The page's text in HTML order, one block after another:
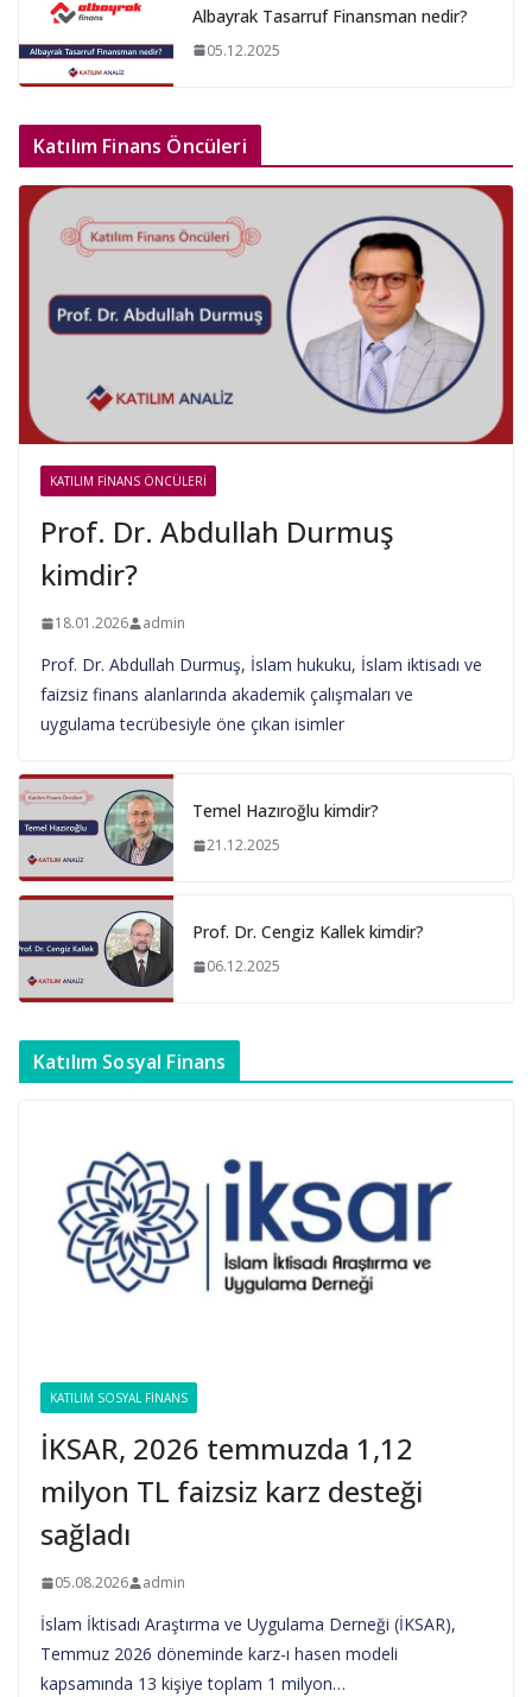
Albayrak Tasarruf Finansman nedir?
05.12.2025
Katılım Finans Öncüleri
KATILIM FINANS ÖNCÜLERI
Prof. Dr. Abdullah Durmuş
kimdir?
18.01.2026 admin
Prof. Dr. Abdullah Durmuş, İslam hukuku, İslam iktisadı ve
faizsiz finans alanlarında akademik çalışmaları ve
uygulama tecrübesiyle öne çıkan isimler
Temel Hazıroğlu kimdir?
21.12.2025
Prof. Dr. Cengiz Kallek kimdir?
06.12.2025
Katılım Sosyal Finans
KATILIM SOSYAL FINANS
İKSAR, 2026 temmuzda 1,12
milyon TL faizsiz karz desteği
sağladı
05.08.2026 admin
İslam İktisadı Araştırma ve Uygulama Derneği (İKSAR),
Temmuz 2026 döneminde karz-ı hasen modeli
kapsamında 13 kişiye toplam 1 milyon…